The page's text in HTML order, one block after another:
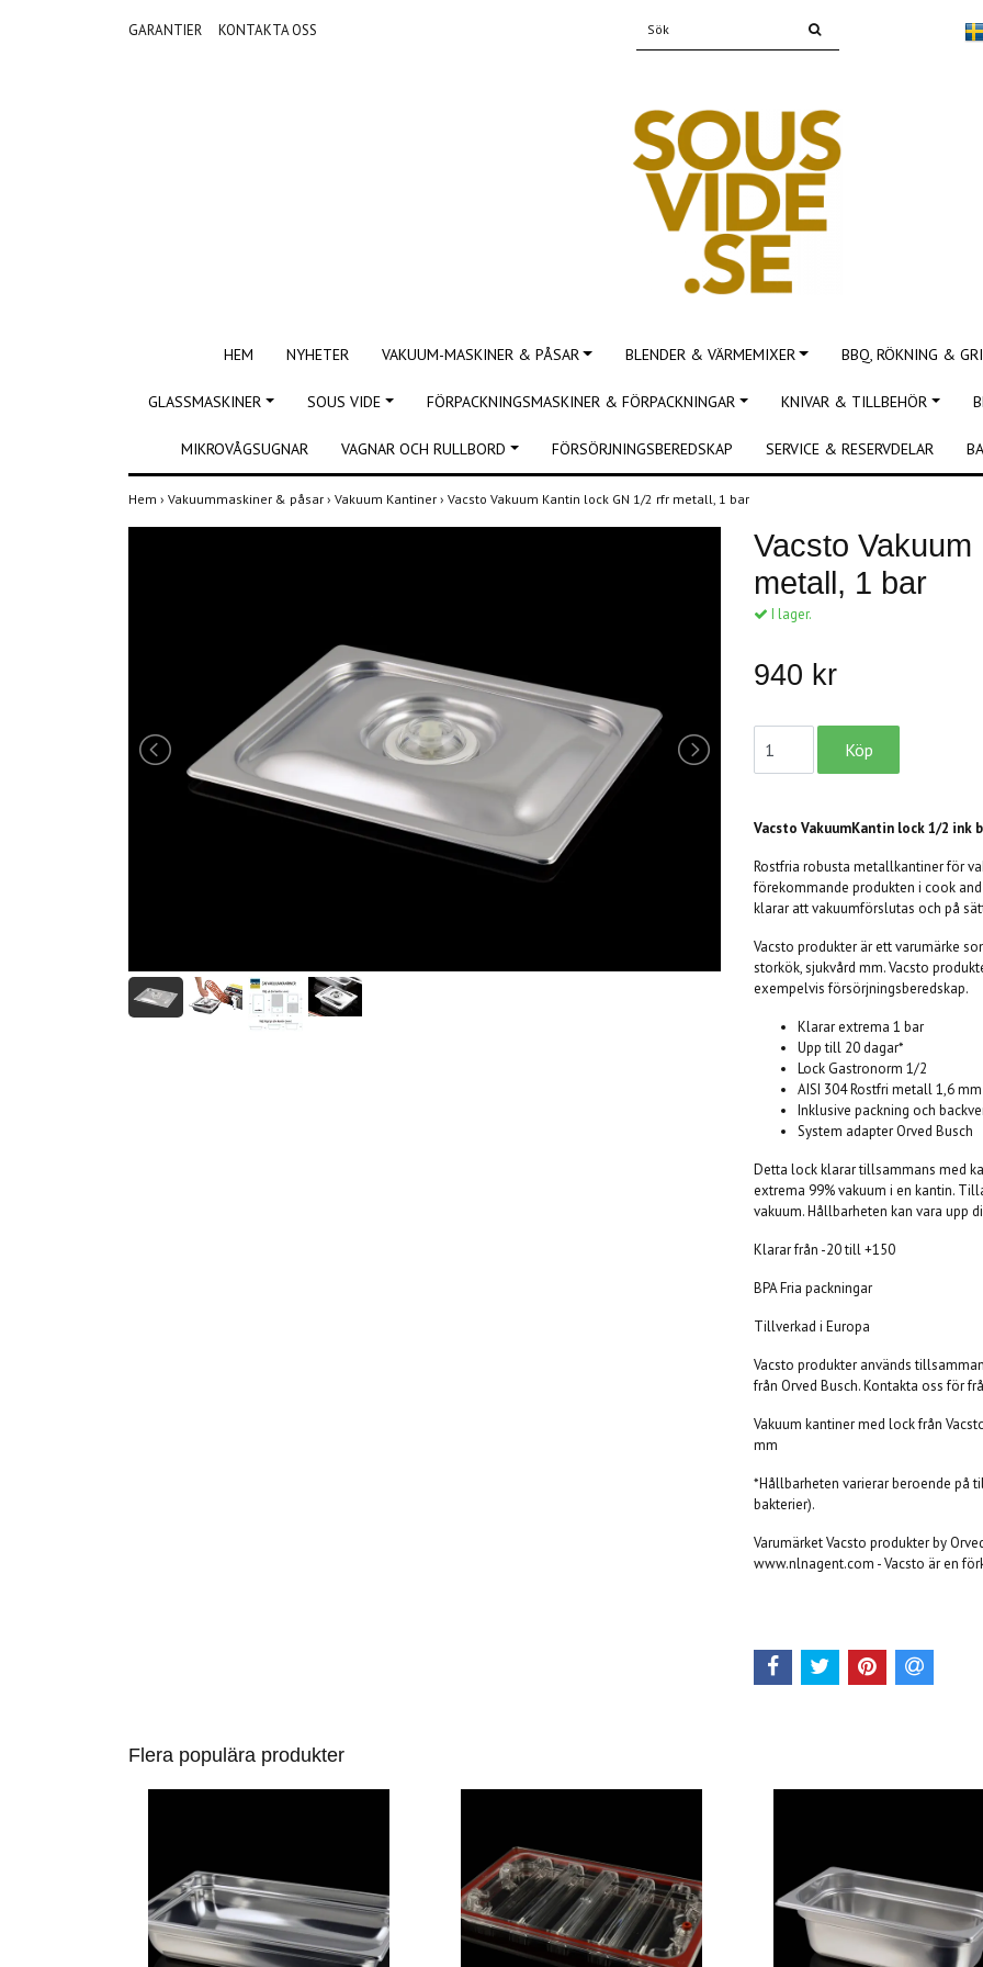
GARANTIER KONTAKTA OSS
HEM NYHETER VAKUUM-MASKINER & PÅSAR BLENDER & VÄRMEMIXER BBQ, RÖKNING &
GLASSMASKINER SOUS VIDE FÖRPACKNINGSMASKINER & FÖRPACKNINGAR KNIVAR & TILLBEHÖR
MIKROVÅGSUGNAR VAGNAR OCH RULLBORD FÖRSÖRJNINGSBEREDSKAP SERVICE & RESERVDELAR
Hem › Vakuummaskiner & påsar › Vakuum Kantiner › Vacsto Vakuum Kantin lock GN 1/2 rfr metall, 1 bar
Vacsto
metall, 1 bar
I lager.
940 kr
Vacsto VakuumKantin lock 1/2
Rostfria robusta metallkantiner för
förekommande produkten i cook
klarar att vakuumförslutas och på
Vacsto produkter är ett varumärke
storkök, sjukvård mm. Vacsto
exempelvis försörjningsberedskap.
Klarar extrema 1 bar
Upp till 20 dagar*
Lock Gastronorm 1/2
AISI 304 Rostfri metall 1,6 mm
Inklusive packning och
System adapter Orved Busch
Detta lock klarar tillsammans med
extrema 99% vakuum i en kantin.
vakuum. Hållbarheten kan vara upp
Klarar från -20 till +150
BPA Fria packningar
Tillverkad i Europa
Vacsto produkter används
från Orved Busch. Kontakta oss för
Vakuum kantiner med lock från
mm
*Hållbarheten varierar beroende på
bakterier).
Varumärket Vacsto produkter by
www.nlnagent.com - Vacsto är en
Flera populära produkter